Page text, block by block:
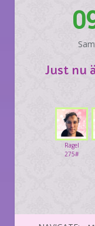
Just nu
Ragel
275#